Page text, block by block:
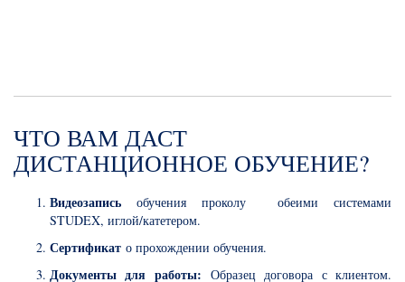
ЧТО ВАМ ДАСТ
ДИСТАНЦИОННОЕ ОБУЧЕНИЕ?
Видеозапись обучения проколу обеими системами
STUDEX, иглой/катетером.
Сертификат о прохождении обучения.
Документы для работы: Образец договора с клиентом.